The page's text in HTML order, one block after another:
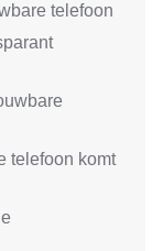
telefoon
telefoon komt